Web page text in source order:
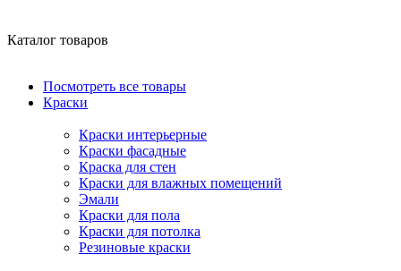
Каталог товаров
Посмотреть все товары
Краски
Краски интерьерные
Краски фасадные
Краска для стен
Краски для влажных помещений
Эмали
Краски для пола
Краски для потолка
Резиновые краски